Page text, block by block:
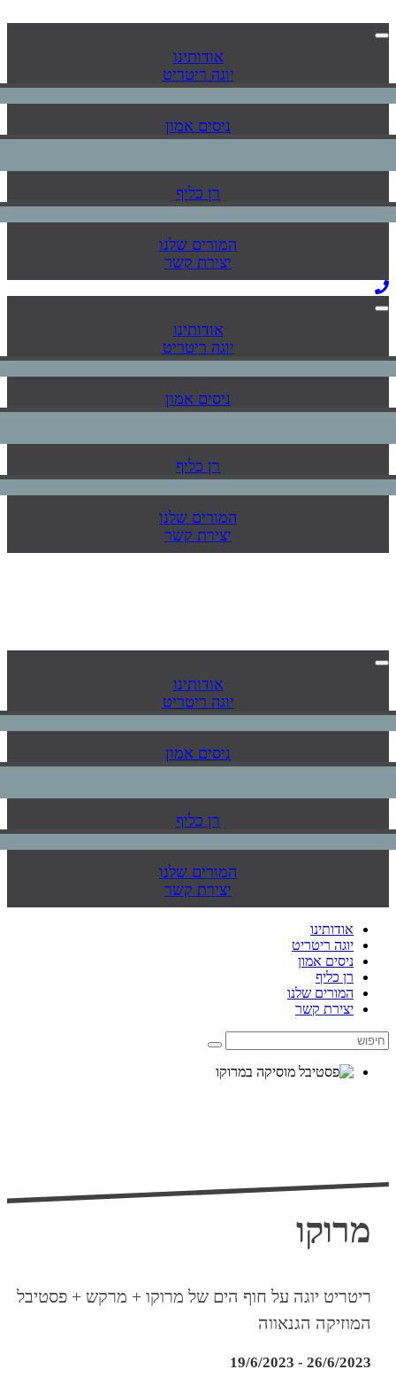
אודותינו
יוגה ריטריט
ניסים אמון
רן כליף
המורים שלנו
יצירת קשר
אודותינו
יוגה ריטריט
ניסים אמון
רן כליף
המורים שלנו
יצירת קשר
אודותינו
יוגה ריטריט
ניסים אמון
רן כליף
המורים שלנו
יצירת קשר
אודותינו
יוגה ריטריט
ניסים אמון
רן כליף
המורים שלנו
יצירת קשר
יוגה על חוף הים של מרוקו + מרקש + פסטיבל
הגנאווה
26/6/2023 - 19/6/